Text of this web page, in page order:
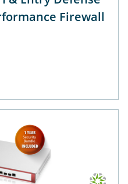
Performance Firewall